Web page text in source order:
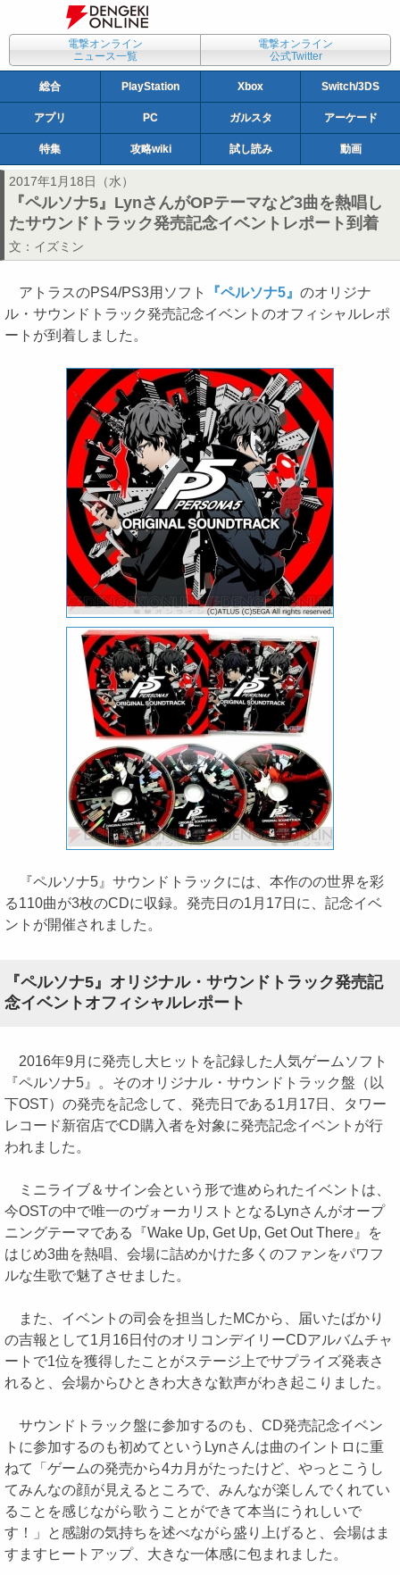
電撃オンライン
ニュース一覧
電撃オンライン
公式Twitter
総合 PlayStation Xbox Switch/3DS
アプリ PC ガルスタ アーケード
特集 攻略wiki 試し読み 動画
2017年1月18日（水）
『ペルソナ5』LynさんがOPテーマなど3曲を熱唱し
たサウンドトラック発売記念イベントレポート到着
文： イズミン
アトラスのPS4/PS3用ソフト 『ペルソナ5』 のオリジナ
ル・サウンドトラック発売記念イベントのオフィシャルレポ
ートが到着しました。
『ペルソナ5』サウンドトラックには、本作のの世界を彩
る110曲が3枚のCDに収録。発売日の1月17日に、記念イベ
ントが開催されました。
『ペルソナ5』オリジナル・サウンドトラック発売記
念イベントオフィシャルレポート
2016年9月に発売し大ヒットを記録した人気ゲームソフト
『ペルソナ5』。そのオリジナル・サウンドトラック盤（以
下OST）の発売を記念して、発売日である1月17日、タワー
レコード新宿店でCD購入者を対象に発売記念イベントが行
われました。
ミニライブ＆サイン会という形で進められたイベントは、
今OSTの中で唯一のヴォーカリストとなるLynさんがオープ
ニングテーマである『Wake Up, Get Up, Get Out There』を
はじめ3曲を熱唱、会場に詰めかけた多くのファンをパワフ
ルな生歌で魅了させました。
また、イベントの司会を担当したMCから、届いたばかり
の吉報として1月16日付のオリコンデイリーCDアルバムチャ
ートで1位を獲得したことがステージ上でサプライズ発表さ
れると、会場からひときわ大きな歓声がわき起こりました。
サウンドトラック盤に参加するのも、CD発売記念イベン
トに参加するのも初めてというLynさんは曲のイントロに重
ねて「ゲームの発売から4カ月がたったけど、やっとこうし
てみんなの顔が見えるところで、みんなが楽しんでくれてい
ることを感じながら歌うことができて本当にうれしいで
す！」と感謝の気持ちを述べながら盛り上げると、会場はま
すますヒートアップ、大きな一体感に包まれました。